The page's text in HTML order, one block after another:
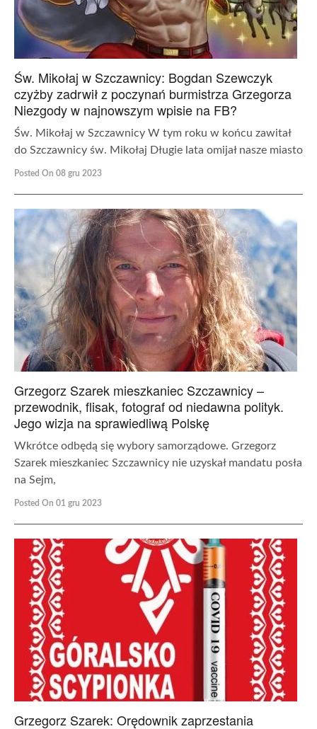
Św. Mikołaj w Szczawnicy: Bogdan Szewczyk
czyżby zadrwił z poczynań burmistrza Grzegorza
Niezgody w najnowszym wpisie na FB?
Św. Mikołaj w Szczawnicy W tym roku w końcu zawitał
do Szczawnicy św. Mikołaj Długie lata omijał nasze miasto
Posted On 08 gru 2023
Grzegorz Szarek mieszkaniec Szczawnicy –
przewodnik, flisak, fotograf od niedawna polityk.
Jego wizja na sprawiedliwą Polskę
Wkrótce odbędą się wybory samorządowe. Grzegorz
Szarek mieszkaniec Szczawnicy nie uzyskał mandatu posła
na Sejm,
Posted On 01 gru 2023
Grzegorz Szarek: Orędownik zaprzestania